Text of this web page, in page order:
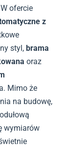
ofercie
z
styl, brama
oraz
Mimo że
na budowę,
wymiarów